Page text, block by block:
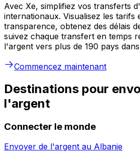
Avec Xe, simplifiez vos transferts
internationaux. Visualisez les tarifs
transparence, obtenez des délais
suivez chaque transfert en temps
l'argent vers plus de 190 pays
Commencez maintenant
Destinations pour
l'argent
Connecter le monde
Envoyer de l'argent au Albanie